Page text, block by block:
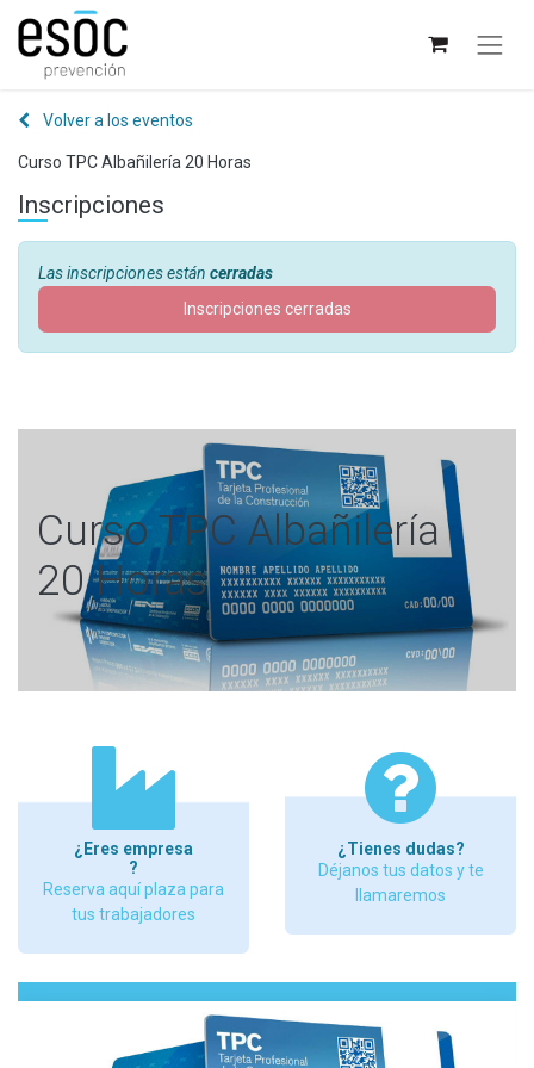
Volver a los eventos
Curso TPC Albañilería 20 Horas
Inscripciones
Las inscripciones están cerradas
Inscripciones cerradas
Curso TPC Albañilería
20 Horas
¿Eres empresa
?
Reserva aquí plaza para
tus trabajadores
¿Tienes dudas?
Déjanos tus datos y te
llamaremos